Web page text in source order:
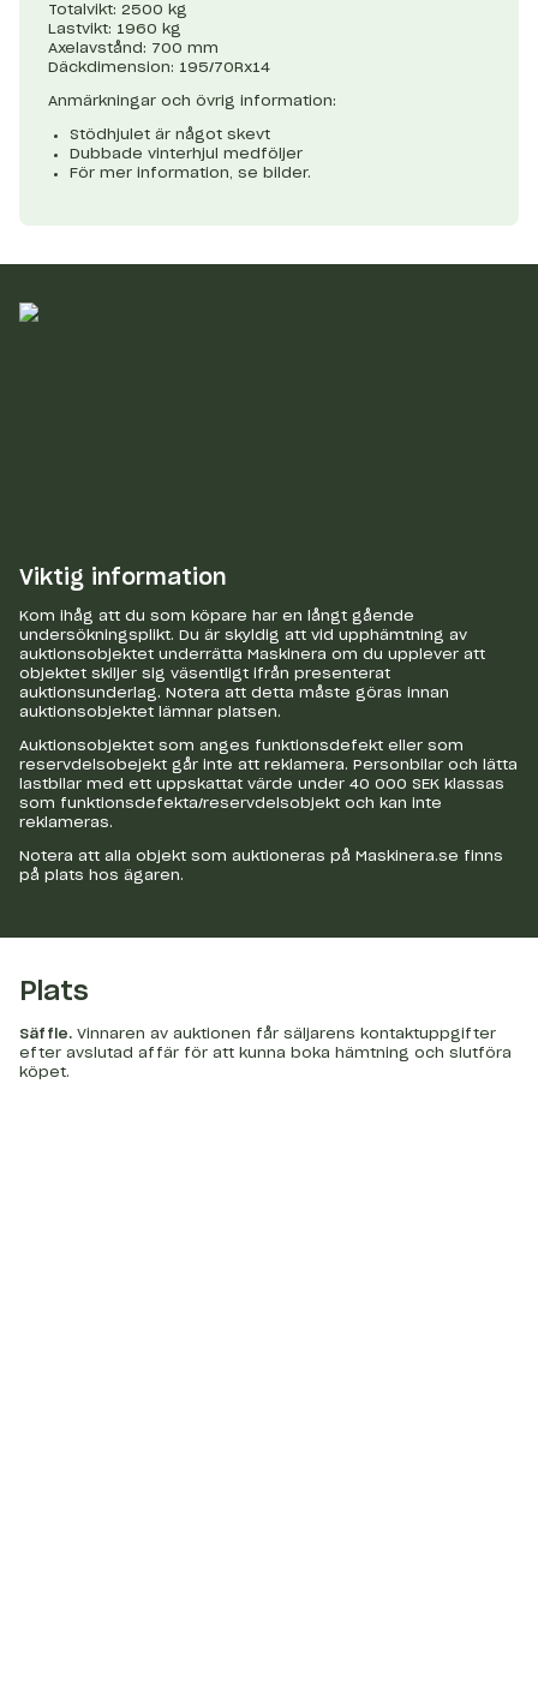
Totalvikt: 2500 kg
Lastvikt: 1960 kg
Axelavstånd: 700 mm
Däckdimension: 195/70Rx14
Anmärkningar och övrig information:
Stödhjulet är något skevt
Dubbade vinterhjul medföljer
För mer information, se bilder.
Viktig information
Kom ihåg att du som köpare har en långt gående
undersökningsplikt. Du är skyldig att vid upphämtning av
auktionsobjektet underrätta Maskinera om du upplever att
objektet skiljer sig väsentligt ifrån presenterat
auktionsunderlag. Notera att detta måste göras innan
auktionsobjektet lämnar platsen.
Auktionsobjektet som anges funktionsdefekt eller som
reservdelsobejekt går inte att reklamera. Personbilar och lätta
lastbilar med ett uppskattat värde under 40 000 SEK klassas
som funktionsdefekta/reservdelsobjekt och kan inte
reklameras.
Notera att alla objekt som auktioneras på Maskinera.se finns
på plats hos ägaren.
Plats
Säffle. Vinnaren av auktionen får säljarens kontaktuppgifter
efter avslutad affär för att kunna boka hämtning och slutföra
köpet.